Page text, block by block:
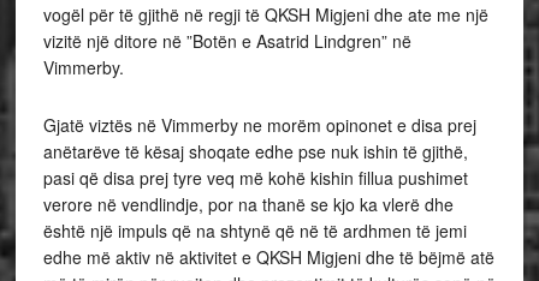
vogël për të gjithë në regji të QKSH Migjeni dhe ate me një
vizitë një ditore në ”Botën e Asatrid Lindgren” në
Vimmerby.
Gjatë viztës në Vimmerby ne morëm opinonet e disa prej
anëtarëve të kësaj shoqate edhe pse nuk ishin të gjithë,
pasi që disa prej tyre veq më kohë kishin fillua pushimet
verore në vendlindje, por na thanë se kjo ka vlerë dhe
është një impuls që na shtynë që në të ardhmen të jemi
edhe më aktiv në aktivitet e QKSH Migjeni dhe të bëjmë atë